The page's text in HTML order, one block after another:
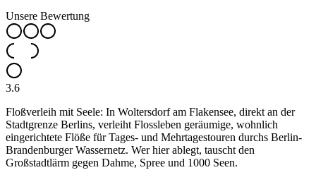
Unsere Bewertung
3.6
Floßverleih mit Seele: In Woltersdorf am Flakensee, direkt an der
Stadtgrenze Berlins, verleiht Flossleben geräumige, wohnlich
eingerichtete Flöße für Tages- und Mehrtagestouren durchs Berlin-
Brandenburger Wassernetz. Wer hier ablegt, tauscht den
Großstadtlärm gegen Dahme, Spree und 1000 Seen.